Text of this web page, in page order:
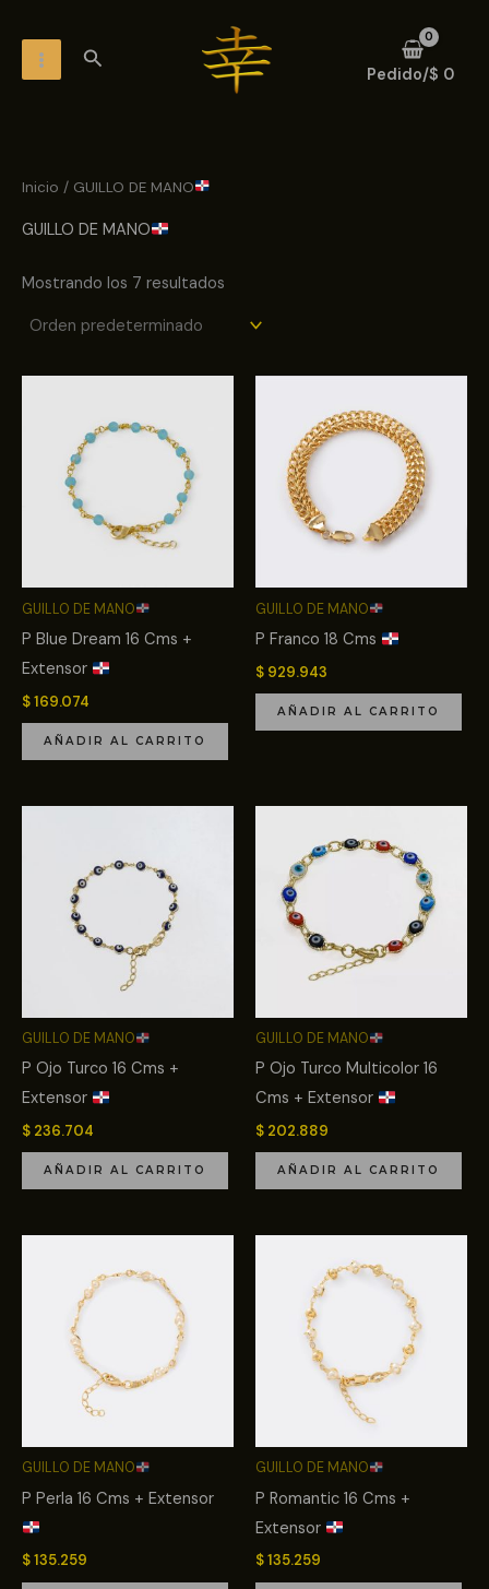
contenidoMENUBuscar
Pedido/$ 0
Inicio / GUILLO DE MANO
GUILLO DE MANO
Mostrando los 7 resultados
GUILLO DE MANO
P Blue Dream 16 Cms +
Extensor
$169.074
AÑADIR AL CARRITO
GUILLO DE MANO
P Franco 18 Cms
$ 929.943
AÑADIR AL CARRITO
GUILLO DE MANO
P Ojo Turco 16 Cms +
Extensor
$ 236.704
AÑADIR AL CARRITO
GUILLO DE MANO
P Ojo Turco Multicolor 16
Cms + Extensor
$ 202.889
AÑADIR AL CARRITO
GUILLO DE MANO
P Perla 16 Cms + Extensor
$135.259
GUILLO DE MANO
P Romantic 16 Cms +
Extensor
$135.259